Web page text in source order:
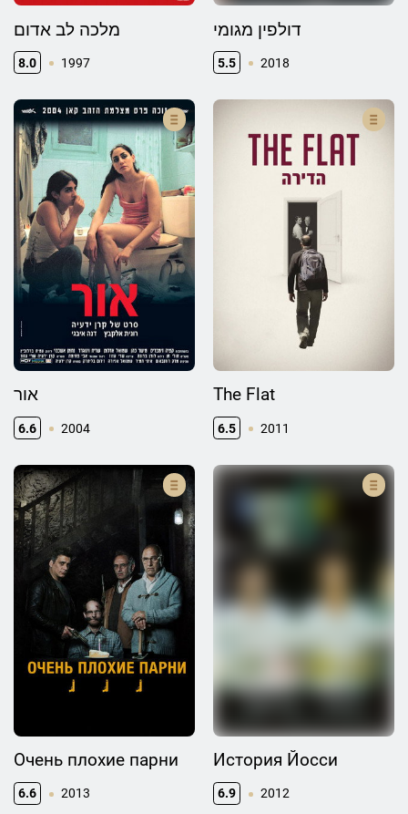
מלכה לב אדום
8.0 1997
דולפין מגומי
5.5 2018
אור
6.6 2004
The Flat
6.5 2011
Очень плохие парни
6.6 2013
История Йосси
6.9 2012